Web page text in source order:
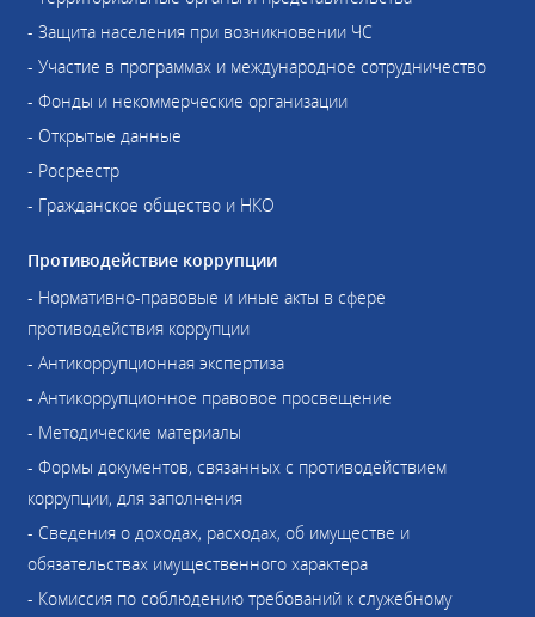
- Защита населения при возникновении ЧС
- Участие в программах и международное сотрудничество
- Фонды и некоммерческие организации
- Открытые данные
- Росреестр
- Гражданское общество и НКО
Противодействие коррупции
- Нормативно-правовые и иные акты в сфере
противодействия коррупции
- Антикоррупционная экспертиза
- Антикоррупционное правовое просвещение
- Методические материалы
- Формы документов, связанных с противодействием
коррупции, для заполнения
- Сведения о доходах, расходах, об имуществе и
обязательствах имущественного характера
- Комиссия по соблюдению требований к служебному